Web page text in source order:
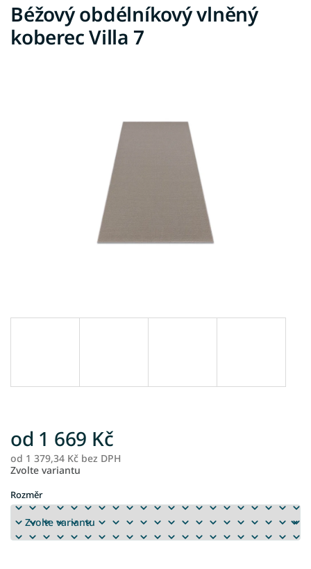
Béžový obdélníkový vlněný
koberec Villa 7
od 1 669 Kč
od 1 379,34 Kč bez DPH
Zvolte variantu
Rozměr